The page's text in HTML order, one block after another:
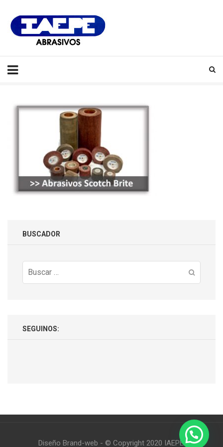
IAEPE
BUSCADOR
Buscar:
SEGUINOS:
Diseño Brand-web - © Copyright 2020 IAEPE.